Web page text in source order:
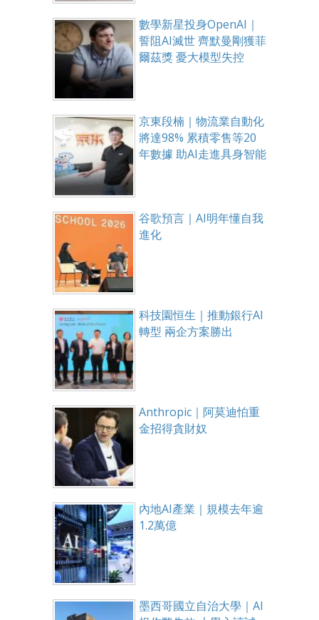
數學新星投身OpenAI｜
誓阻AI滅世 齊默曼剛獲菲
爾茲獎 憂大模型失控
京東段楠｜物流業自動化
將達98% 累積零售等20
年數據 助AI走進具身智能
谷歌預言｜AI明年懂自我
進化
科技園恒生｜推動銀行AI
轉型 兩企方案勝出
Anthropic｜阿莫迪怕重
金招得貪財奴
內地AI產業｜規模去年逾
1.2萬億
墨西哥國立自治大學｜AI